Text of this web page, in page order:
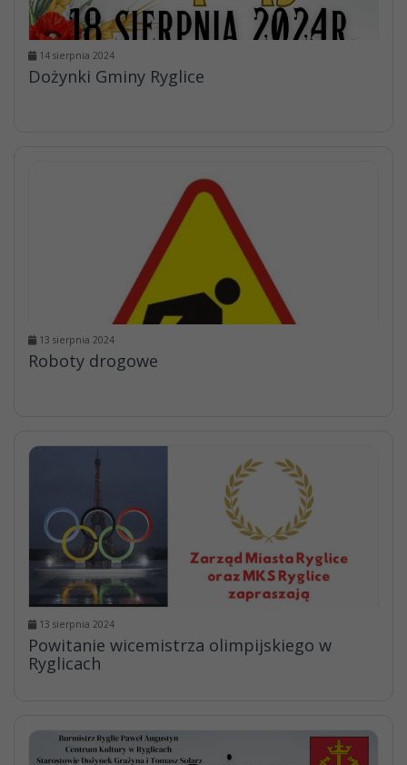
14 sierpnia 2024
Dożynki Gminy Ryglice
13 sierpnia 2024
Roboty drogowe
13 sierpnia 2024
Powitanie wicemistrza olimpijskiego w
Ryglicach